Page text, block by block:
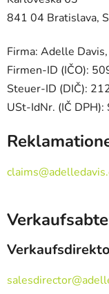
i
t
e
841 04 Bratislava,
Firma: Adelle
Firmen-ID (IČO):
Steuer-ID (DIČ):
USt-IdNr. (IČ